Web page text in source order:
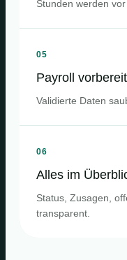
Stunden werden
05
Payroll
Validierte Daten
06
Alles im
Status, Zusagen,
transparent.